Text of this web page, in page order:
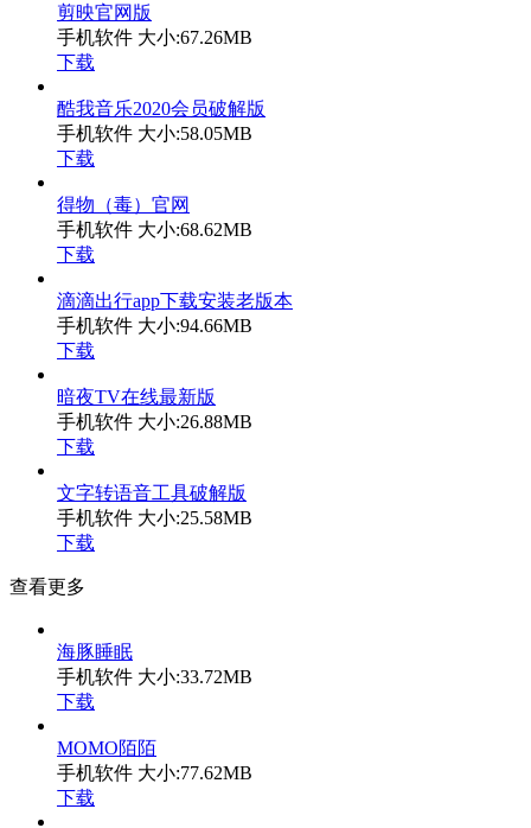
剪映官网版
手机软件 大小:67.26MB
下载
酷我音乐2020会员破解版
手机软件 大小:58.05MB
下载
得物（毒）官网
手机软件 大小:68.62MB
下载
滴滴出行app下载安装老版本
手机软件 大小:94.66MB
下载
暗夜TV在线最新版
手机软件 大小:26.88MB
下载
文字转语音工具破解版
手机软件 大小:25.58MB
下载
查看更多
海豚睡眠
手机软件 大小:33.72MB
下载
MOMO陌陌
手机软件 大小:77.62MB
下载